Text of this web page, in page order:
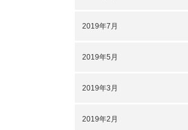
2019年7月
2019年5月
2019年3月
2019年2月